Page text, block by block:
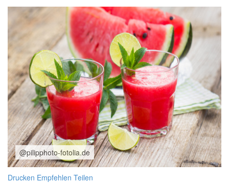
@pilipphoto-fotolia.de
Drucken Empfehlen Teilen